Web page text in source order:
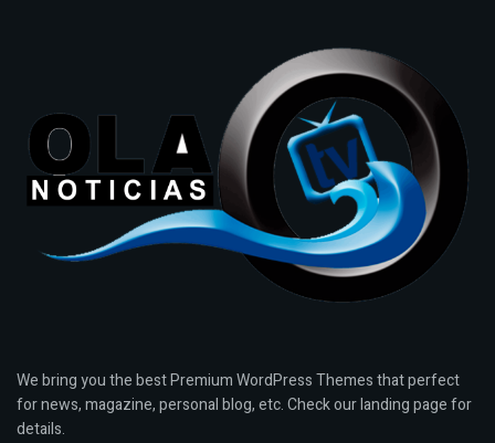
We bring you the best Premium WordPress Themes that perfect
for news, magazine, personal blog, etc. Check our landing page for
details.